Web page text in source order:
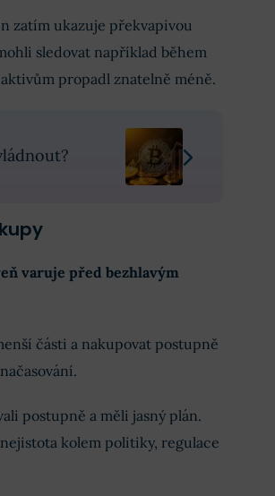
zatím ukazuje překvapivou
sledovat například během
propadl znatelně méně.
varuje před bezhlavým
části a nakupovat postupně
postupně a měli jasný plán.
kolem politiky, regulace